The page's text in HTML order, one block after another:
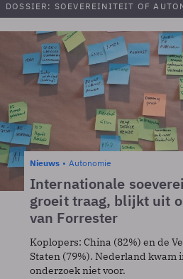
DOSSIER: SOEVEREINITEIT OF
Nieuws Autonomie
Internationale
groeit traag, blijkt uit
van Forrester
Koplopers: China (82%) en de
Staten (79%). Nederland kwam
onderzoek niet voor.